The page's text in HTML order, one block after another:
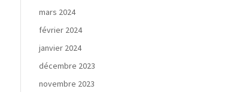
mars 2024
février 2024
janvier 2024
décembre 2023
novembre 2023